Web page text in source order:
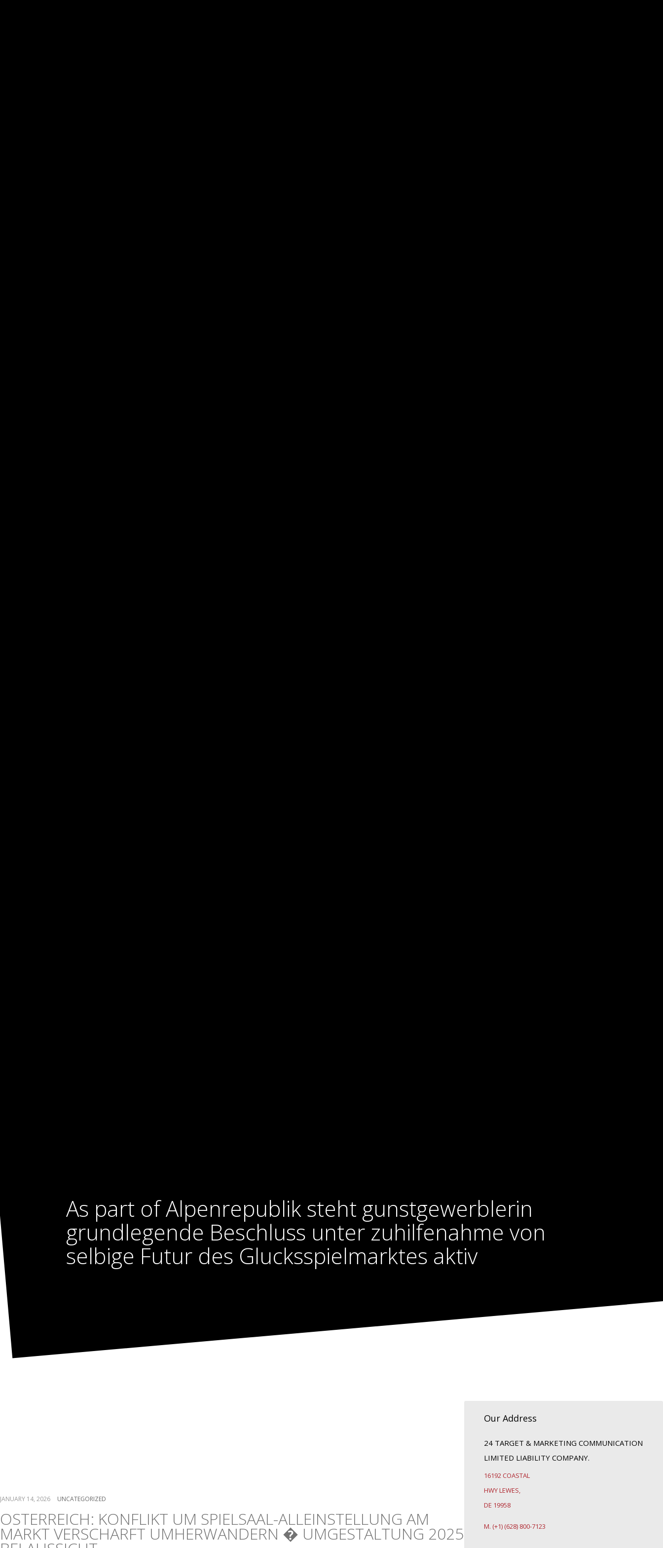
As part of Alpenrepublik steht gunstgewerblerin
grundlegende Beschluss unter zuhilfenahme von
selbige Futur des Glucksspielmarktes aktiv
JANUARY 14, 2026 UNCATEGORIZED
OSTERREICH: KONFLIKT UM SPIELSAAL-ALLEINSTELLUNG AM
MARKT VERSCHARFT UMHERWANDERN � UMGESTALTUNG 2025
Our Address
24 TARGET & MARKETING COMMUNICATION
LIMITED LIABILITY COMPANY.
16192 COASTAL
HWY LEWES,
DE 19958
M. (+1) (628) 800-7123